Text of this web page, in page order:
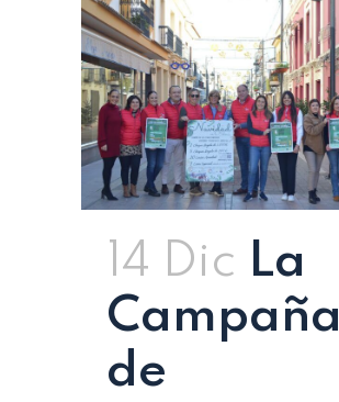
14 Dic La
Campaña
de